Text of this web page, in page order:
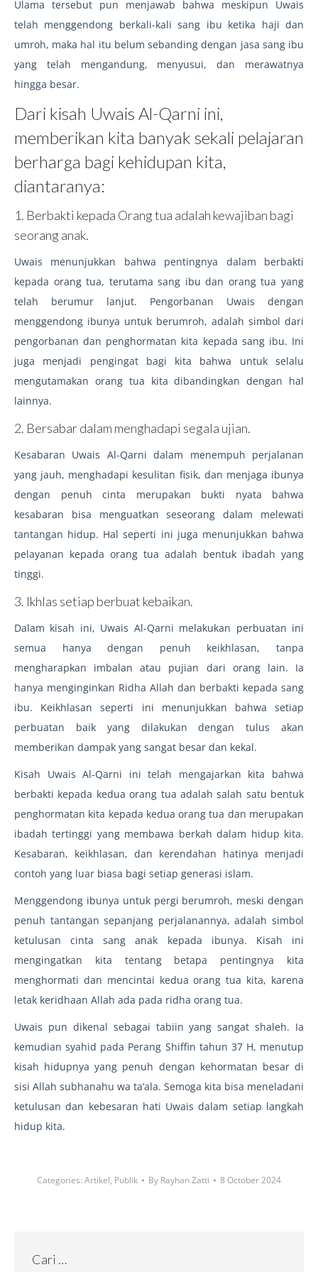
Ulama tersebut pun menjawab bahwa meskipun Uwais
telah menggendong berkali-kali sang ibu ketika haji dan
umroh, maka hal itu belum sebanding dengan jasa sang ibu
yang telah mengandung, menyusui, dan merawatnya
hingga besar.
Dari kisah Uwais Al-Qarni ini,
memberikan kita banyak sekali pelajaran
berharga bagi kehidupan kita,
diantaranya:
1. Berbakti kepada Orang tua adalah kewajiban bagi
seorang anak.
Uwais menunjukkan bahwa pentingnya dalam berbakti
kepada orang tua, terutama sang ibu dan orang tua yang
telah berumur lanjut. Pengorbanan Uwais dengan
menggendong ibunya untuk berumroh, adalah simbol dari
pengorbanan dan penghormatan kita kepada sang ibu. Ini
juga menjadi pengingat bagi kita bahwa untuk selalu
mengutamakan orang tua kita dibandingkan dengan hal
lainnya.
2. Bersabar dalam menghadapi segala ujian.
Kesabaran Uwais Al-Qarni dalam menempuh perjalanan
yang jauh, menghadapi kesulitan fisik, dan menjaga ibunya
dengan penuh cinta merupakan bukti nyata bahwa
kesabaran bisa menguatkan seseorang dalam melewati
tantangan hidup. Hal seperti ini juga menunjukkan bahwa
pelayanan kepada orang tua adalah bentuk ibadah yang
tinggi.
3. Ikhlas setiap berbuat kebaikan.
Dalam kisah ini, Uwais Al-Qarni melakukan perbuatan ini
semua hanya dengan penuh keikhlasan, tanpa
mengharapkan imbalan atau pujian dari orang lain. Ia
hanya menginginkan Ridha Allah dan berbakti kepada sang
ibu. Keikhlasan seperti ini menunjukkan bahwa setiap
perbuatan baik yang dilakukan dengan tulus akan
memberikan dampak yang sangat besar dan kekal.
Kisah Uwais Al-Qarni ini telah mengajarkan kita bahwa
berbakti kepada kedua orang tua adalah salah satu bentuk
penghormatan kita kepada kedua orang tua dan merupakan
ibadah tertinggi yang membawa berkah dalam hidup kita.
Kesabaran, keikhlasan, dan kerendahan hatinya menjadi
contoh yang luar biasa bagi setiap generasi islam.
Menggendong ibunya untuk pergi berumroh, meski dengan
penuh tantangan sepanjang perjalanannya, adalah simbol
ketulusan cinta sang anak kepada ibunya. Kisah ini
mengingatkan kita tentang betapa pentingnya kita
menghormati dan mencintai kedua orang tua kita, karena
letak keridhaan Allah ada pada ridha orang tua.
Uwais pun dikenal sebagai tabiin yang sangat shaleh. Ia
kemudian syahid pada Perang Shiffin tahun 37 H, menutup
kisah hidupnya yang penuh dengan kehormatan besar di
sisi Allah subhanahu wa ta’ala. Semoga kita bisa meneladani
ketulusan dan kebesaran hati Uwais dalam setiap langkah
hidup kita.
Categories: Artikel, Publik By Rayhan Zatti 8 October 2024
Cari …